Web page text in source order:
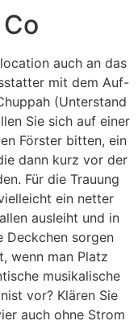
auch an das
mit dem Auf-
(Unterstand
Sie sich auf einer
Förster bitten, ein
dann kurz vor der
Für die Trauung
ein netter
ausleiht und in
Deckchen sorgen
wenn man Platz
musikalische
vor? Klären Sie
auch ohne Strom